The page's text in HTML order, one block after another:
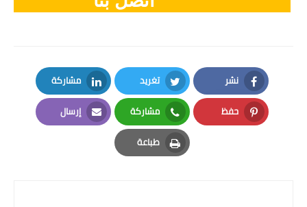
نشر
Facebook
تغريد
Twitter
مشاركة
LinkedIn
حفظ
Pinterest
مشاركة
Whatsapp
إرسال
Email
طباعة
Print